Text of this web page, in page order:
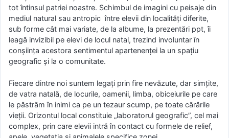
tot întinsul patriei noastre. Schimbul de imagini cu peisaje din
mediul natural sau antropic între elevii din localități diferite,
sub forme cât mai variate, de la albume, la prezentări ppt, îi
leagă invizibil pe elevi de locul natal, trezind involuntar în
conșiința acestora sentimentul apartenenței la un spațiu
geografic și la o comunitate.
Fiecare dintre noi suntem legaţi prin fire nevăzute, dar simţite,
de vatra natală, de locurile, oamenii, limba, obiceiurile pe care
le păstrăm în inimi ca pe un tezaur scump, pe toate cărările
vieţii. Orizontul local constituie „laboratorul geografic”, cel mai
complex, prin care elevii intră în contact cu formele de relief,